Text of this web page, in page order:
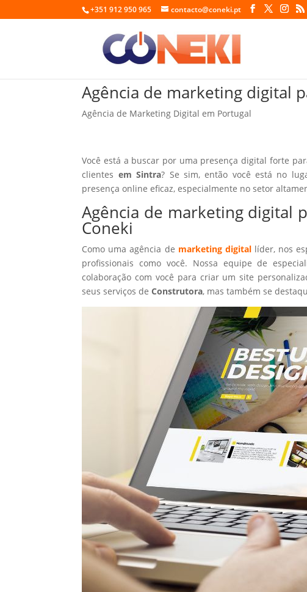
+351 912 950 965 contacto@coneki.pt
Agência de marketing digital
Agência de Marketing Digital em Portugal
Você está a buscar por uma presença digital forte
clientes em Sintra? Se sim, então você está no
presença online eficaz, especialmente no setor
Agência de marketing digital
Coneki
Como uma agência de marketing digitallíder, nos
profissionais como você. Nossa equipe de
colaboração com você para criar um site
seus serviços deConstrutora, mas também se